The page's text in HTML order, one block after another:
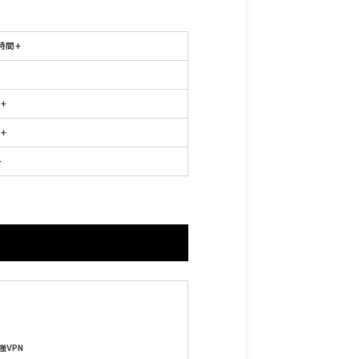
間+
VPN